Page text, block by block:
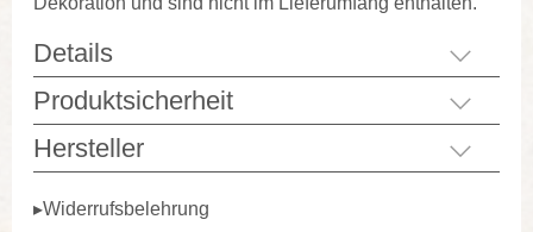
Details
Produktsicherheit
Hersteller
▸Widerrufsbelehrung